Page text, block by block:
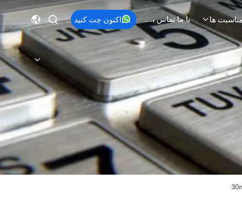
ها با ما تماس بگیرید اکنون چت کنید